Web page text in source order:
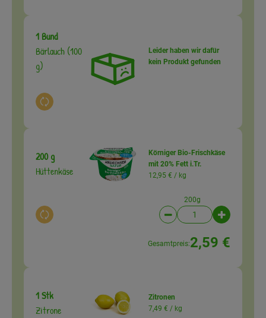
1 Bund
Bärlauch (100
g)
Auswahl ändern
Leider haben wir dafür
kein Produkt gefunden
200 g
Hüttenkäse
Auswahl ändern
Körniger Bio-Frischkäse
mit 20% Fett i.Tr.
12,95 € / kg
200g
Artikelanzahl
Gesamtpreis:2,59 €
1 Stk
Zitrone
Zitronen
7,49 € / kg